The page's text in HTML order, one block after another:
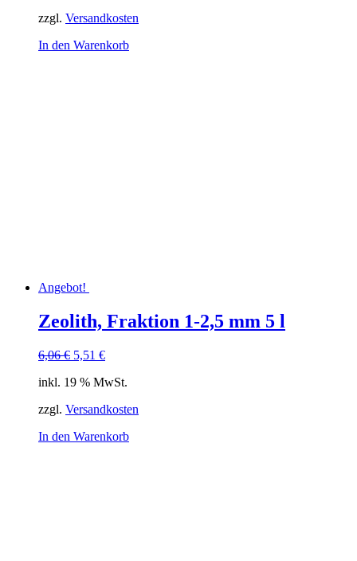
zzgl. Versandkosten
In den Warenkorb
Angebot!
Zeolith, Fraktion 1-2,5 mm 5 l
6,06€ Ursprünglicher
war:
5,51 €Aktueller
ist:
inkl. 19 % MwSt.
zzgl. Versandkosten
In den Warenkorb